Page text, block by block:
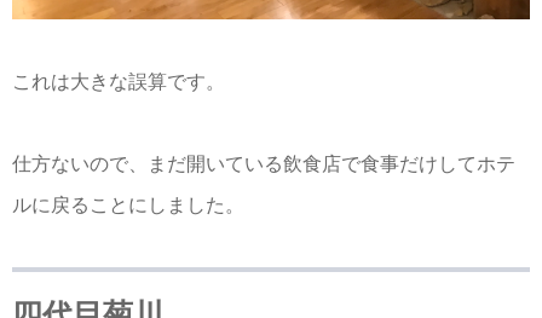
これは大きな誤算です。
仕方ないので、まだ開いている飲食店で食事だけしてホテ
ルに戻ることにしました。